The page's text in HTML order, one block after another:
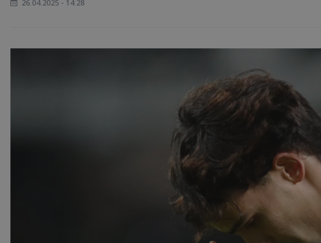
26.04.2025 - 14:28